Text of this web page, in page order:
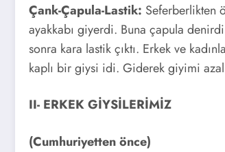
Çank-Çapula-Lastik: Seferberlikten
ayakkabı giyerdi. Buna çapula
sonra kara lastik çıktı. Erkek ve
kaplı bir giysi idi. Giderek giyimi
II- ERKEK GİYSİLERİMİZ
(Cumhuriyetten önce)